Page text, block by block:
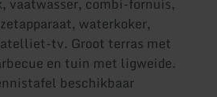
waterkoker,
tv. Groot terras met
en tuin met ligweide.
beschikbaar